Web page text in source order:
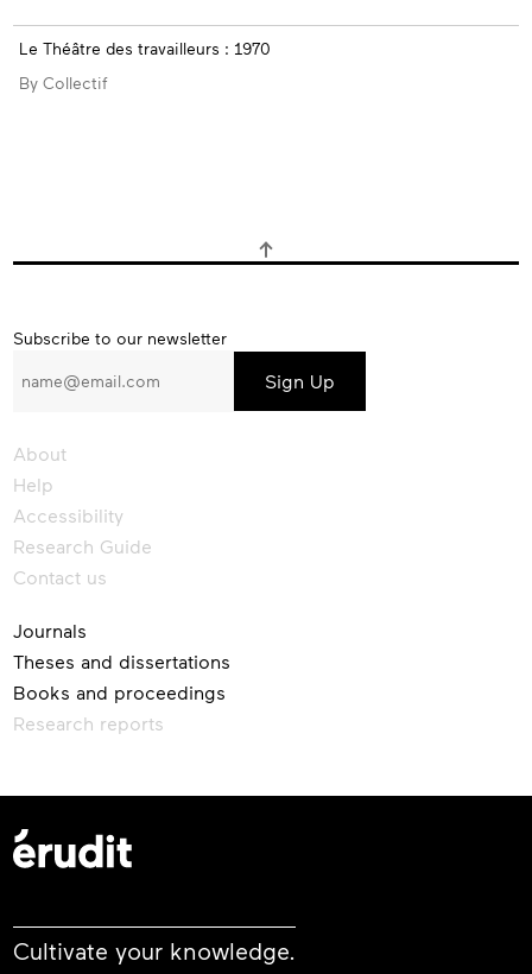
Le Théâtre des travailleurs : 1970
By Collectif
Subscribe
our
Subscribe to our newsletter
About
Help
Accessibility
Research Guide
Contact us
Journals
Theses and dissertations
Books and proceedings
Research reports
Cultivate your knowledge.